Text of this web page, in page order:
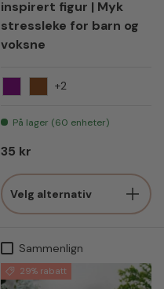
inspirert figur | Myk
stressleke for barn og
voksne
+2
På lager (60 enheter)
Vanlig pris
35 kr
Velg alternativ
Sammenlign
29% rabatt